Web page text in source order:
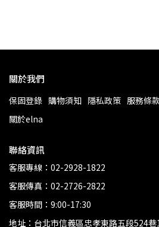
關於我們
保固登錄 購物須知 隱私政策 服務條
關於elna
聯絡資訊
客服專線：02-2928-1822
客服傳真：02-2726-2822
客服時間：9:00-17:30
地址：台北市信義區忠孝東路五段524